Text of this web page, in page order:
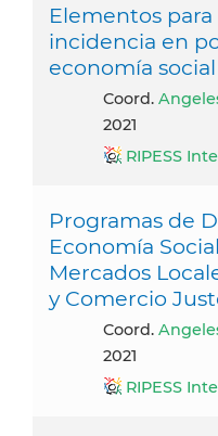
Elementos
incidencia en
economía
Coord.
2021
RIPESS
Programas de
Economía
Mercados
y Comercio
Coord.
2021
RIPESS